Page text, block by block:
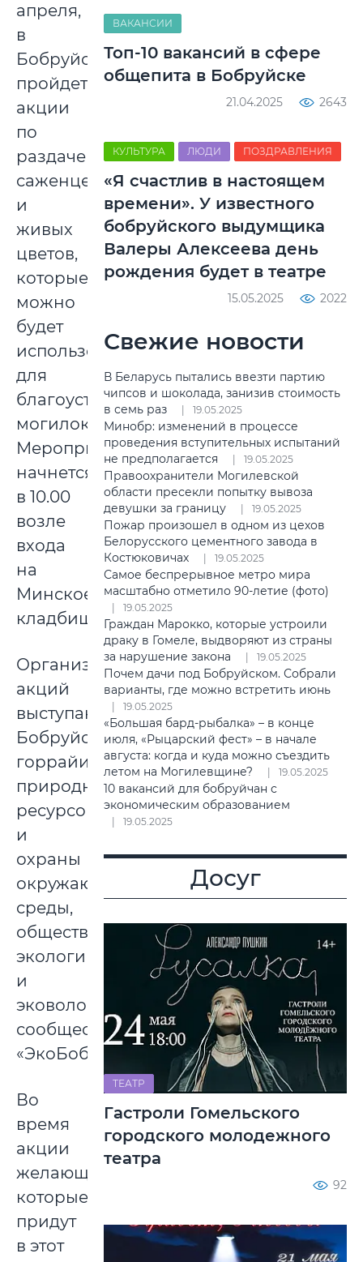
апреля,
в
Бобруйске
пройдет
акции
по
раздаче
саженцев
и
живых
цветов,
которые
можно
будет
использовать
для
благоустройства
могилок.
Мероприятие
начнется
в 10.00
возле
входа
на
Минское
кладбище.
Организаторами
акций
выступают:
Бобруйская
горрайинспекция
природных
ресурсов
и
охраны
окружающей
среды,
общественные
экологи
и
эковолонтеры
сообщества
«ЭкоБобры».
Во
время
акции
желающие,
которые
придут
в этот
ВАКАНСИИ
Топ-10 вакансий в сфере
общепита в Бобруйске
21.04.2025 2643
КУЛЬТУРА ЛЮДИ ПОЗДРАВЛЕНИЯ
«Я счастлив в настоящем
времени». У известного
бобруйского выдумщика
Валеры Алексеева день
рождения будет в театре
15.05.2025 2022
Свежие новости
В Беларусь пытались ввезти партию
чипсов и шоколада, занизив стоимость
в семь раз
19.05.2025
Минобр: изменений в процессе
проведения вступительных испытаний
не предполагается
19.05.2025
Правоохранители Могилевской
области пресекли попытку вывоза
девушки за границу
19.05.2025
Пожар произошел в одном из цехов
Белорусского цементного завода в
Костюковичах
19.05.2025
Самое беспрерывное метро мира
масштабно отметило 90-летие (фото)
19.05.2025
Граждан Марокко, которые устроили
драку в Гомеле, выдворяют из страны
за нарушение закона
19.05.2025
Почем дачи под Бобруйском. Собрали
варианты, где можно встретить июнь
19.05.2025
«Большая бард-рыбалка» – в конце
июля, «Рыцарский фест» – в начале
августа: когда и куда можно съездить
летом на Могилевщине?
19.05.2025
10 вакансий для бобруйчан с
экономическим образованием
19.05.2025
Досуг
ТЕАТР
Гастроли Гомельского
городского молодежного
театра
92